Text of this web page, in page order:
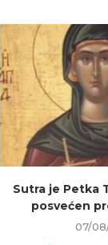
Sutra je Petka
posvećen
07/